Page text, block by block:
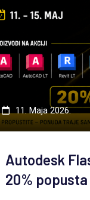
11. Maja 2026.
Autodesk
20%